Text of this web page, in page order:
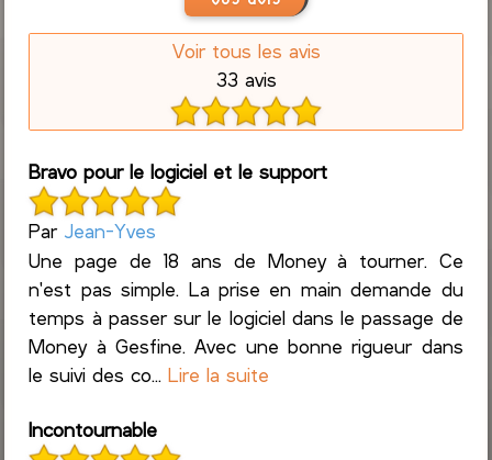
Voir tous les avis
33 avis
Bravo pour le logiciel et le support
Par Jean-Yves
Une page de 18 ans de Money à tourner. Ce
n'est pas simple. La prise en main demande du
temps à passer sur le logiciel dans le passage de
Money à Gesfine. Avec une bonne rigueur dans
le suivi des co...Lire la suite
Incontournable